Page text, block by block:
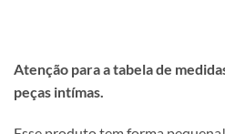
Atenção para a tabela de
peças intímas.